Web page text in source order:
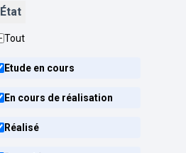
État
Tout
Etude en cours
En cours de réalisation
Réalisé